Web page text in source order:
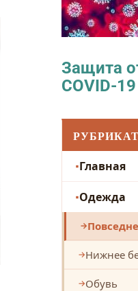
Защита
COVID-19
Главная
Одежда
Нижнее
Обувь